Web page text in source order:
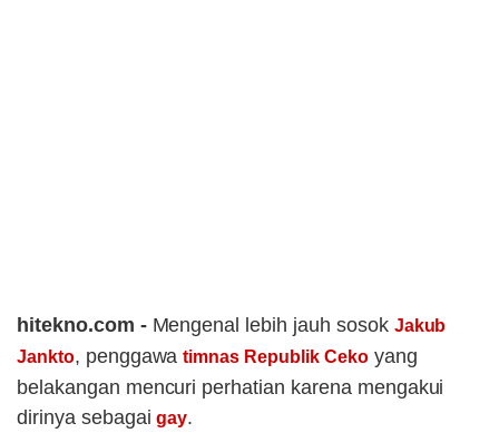
hitekno.com - Mengenal lebih jauh sosok Jakub
Jankto, penggawatimnas Republik Cekoyang
belakangan mencuri perhatian karena mengakui
dirinya sebagaigay.